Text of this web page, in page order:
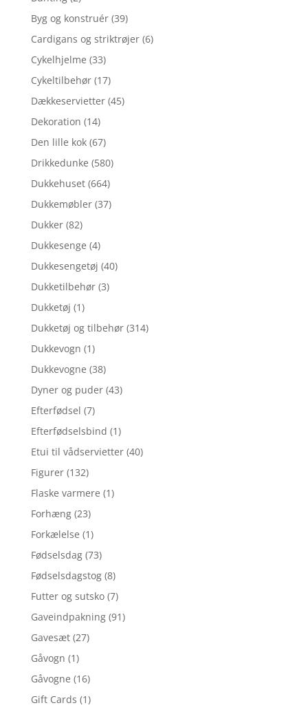
Byg og konstruér (39)
Cardigans og striktrøjer (6)
Cykelhjelme (33)
Cykeltilbehør (17)
Dækkeservietter (45)
Dekoration (14)
Den lille kok (67)
Drikkedunke (580)
Dukkehuset (664)
Dukkemøbler (37)
Dukker (82)
Dukkesenge (4)
Dukkesengetøj (40)
Dukketilbehør (3)
Dukketøj (1)
Dukketøj og tilbehør (314)
Dukkevogn (1)
Dukkevogne (38)
Dyner og puder (43)
Efterfødsel (7)
Efterfødselsbind (1)
Etui til vådservietter (40)
Figurer (132)
Flaske varmere (1)
Forhæng (23)
Forkælelse (1)
Fødselsdag (73)
Fødselsdagstog (8)
Futter og sutsko (7)
Gaveindpakning (91)
Gavesæt (27)
Gåvogn (1)
Gåvogne (16)
Gift Cards (1)